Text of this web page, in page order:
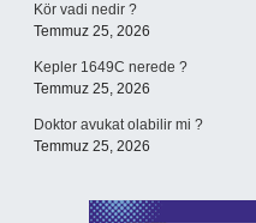
Kör vadi nedir ?
Temmuz 25, 2026
Kepler 1649C nerede ?
Temmuz 25, 2026
Doktor avukat olabilir mi ?
Temmuz 25, 2026